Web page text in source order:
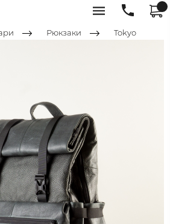
Рюкзаки Tokyo